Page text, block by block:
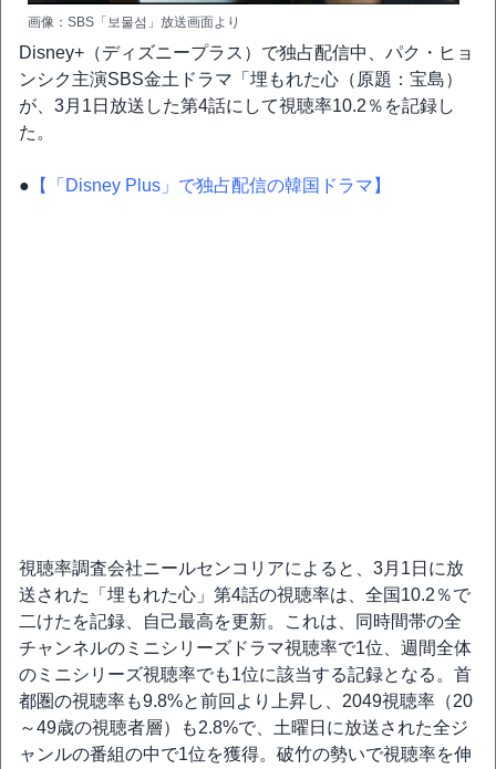
画像：SBS「보물섬」放送画面より
Disney+（ディズニープラス）で独占配信中、パク・ヒョ
ンシク主演SBS金土ドラマ「埋もれた心（原題：宝島）
が、3月1日放送した第4話にして視聴率10.2％を記録し
た。
● 【「Disney Plus」で独占配信の韓国ドラマ】
視聴率調査会社ニールセンコリアによると、3月1日に放
送された「埋もれた心」第4話の視聴率は、全国10.2％で
二けたを記録、自己最高を更新。これは、同時間帯の全
チャンネルのミニシリーズドラマ視聴率で1位、週間全体
のミニシリーズ視聴率でも1位に該当する記録となる。首
都圏の視聴率も9.8%と前回より上昇し、2049視聴率（20
～49歳の視聴者層）も2.8%で、土曜日に放送された全ジ
ャンルの番組の中で1位を獲得。破竹の勢いで視聴率を伸